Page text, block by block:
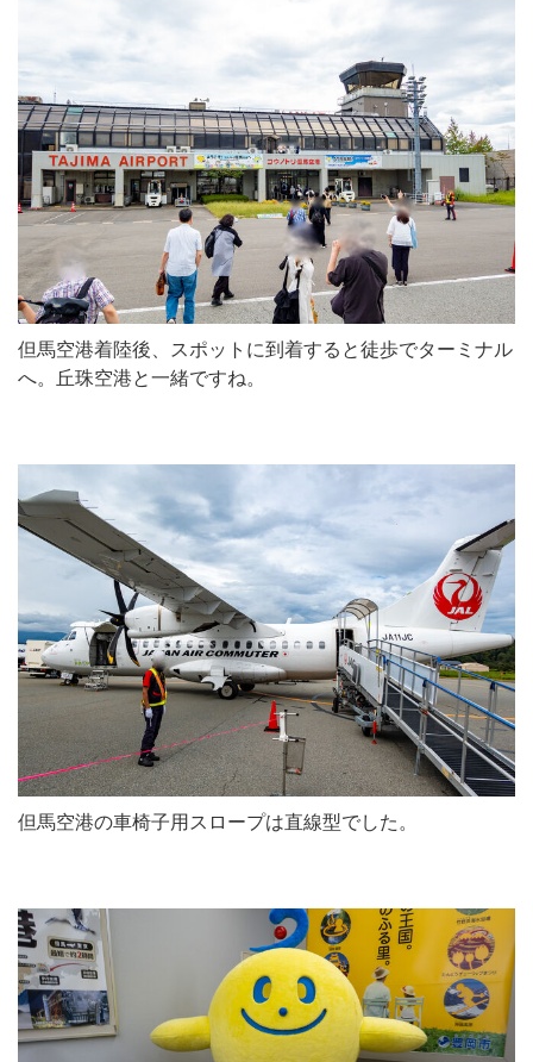
但馬空港着陸後、スポットに到着すると徒歩でターミナル
へ。丘珠空港と一緒ですね。
但馬空港の車椅子用スロープは直線型でした。